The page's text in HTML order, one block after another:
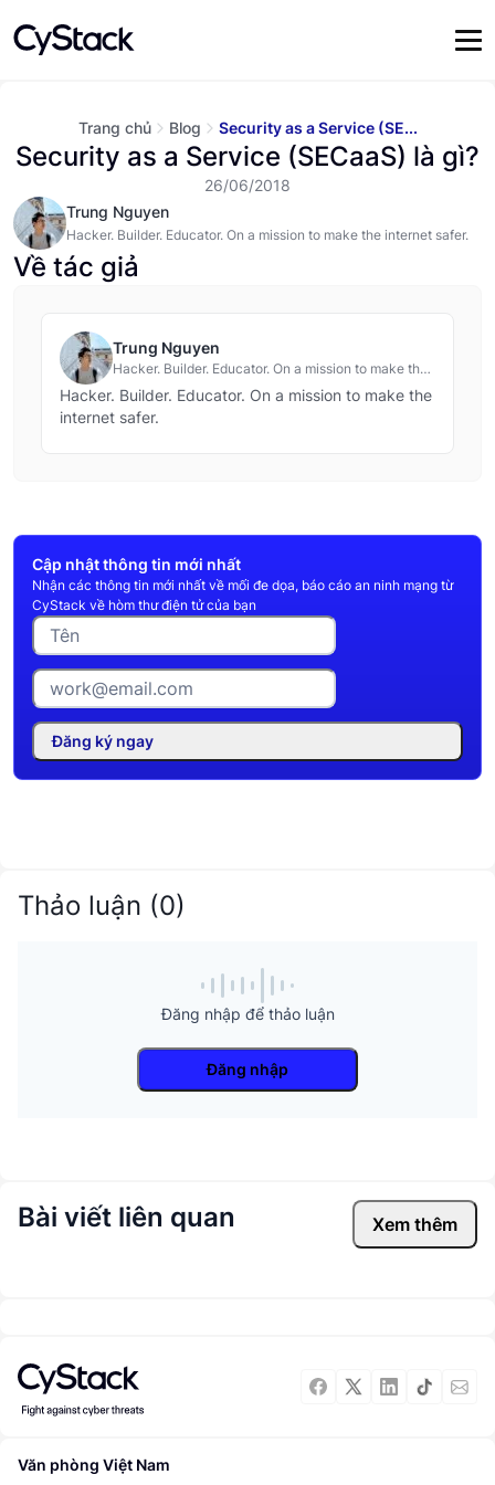
Trang chủ Blog Security as a Service (SE...
Security as a Service (SECaaS) là gì?
26/06/2018
Trung Nguyen
Hacker. Builder. Educator. On a mission to make the internet safer.
Về tác giả
Trung Nguyen
Hacker. Builder. Educator. On a mission to make the
internet safer.
Hacker. Builder. Educator. On a mission to make the
internet safer.
Cập nhật thông tin mới nhất
Nhận các thông tin mới nhất về mối đe dọa, báo cáo an ninh mạng từ
CyStack về hòm thư điện tử của bạn
Đăng ký ngay
Thảo luận (0)
Đăng nhập để thảo luận
Đăng nhập
Bài viết liên quan Xem thêm
Văn phòng Việt Nam